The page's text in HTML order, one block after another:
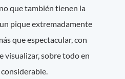
que también tienen la
pique extremadamente
que espectacular, con
visualizar, sobre todo en